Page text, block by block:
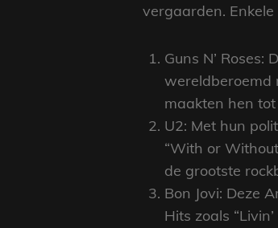
vergaarden.
Guns N’
wereldberoemd
maakten hen
U2: Met hun
“With or
de grootste
Bon Jovi: Deze
Hits zoals